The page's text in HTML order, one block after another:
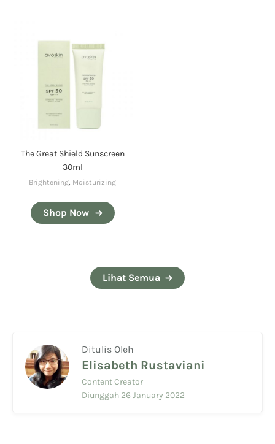
The Great Shield Sunscreen
30ml
Brightening, Moisturizing
Shop Now
Lihat Semua
Ditulis Oleh
Elisabeth Rustaviani
Content Creator
Diunggah 26 January 2022